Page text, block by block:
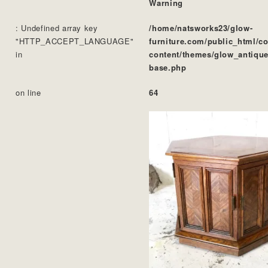
Warning
: Undefined array key
"HTTP_ACCEPT_LANGUAGE"
in
/home/natsworks23/glow-
furniture.com/public_html/
content/themes/
base.php
on line 64